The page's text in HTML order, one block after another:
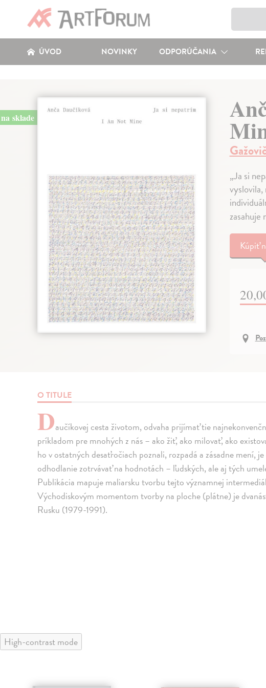
ÚVOD NOVINKY ODPORÚČANIA
na sklade
„Ja si
Kúpiť
O TITULE
Daučíkovej cesta životom, odvaha prijímať tie
príkladom pre mnohých z nás – ako žiť, ako milovať, ako
ho v ostatných desaťročiach poznali, rozpadá a zásadne mení,
odhodlanie zotrvávať na hodnotách – ľudských, ale aj tých
Publikácia mapuje maliarsku tvorbu tejto významnej
Východiskovým momentom tvorby na ploche (plátne) je
Rusku (1979-1991).
High-contrast mode